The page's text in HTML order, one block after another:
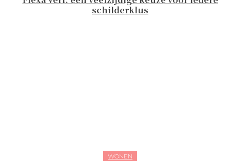
schilderklus
WONEN